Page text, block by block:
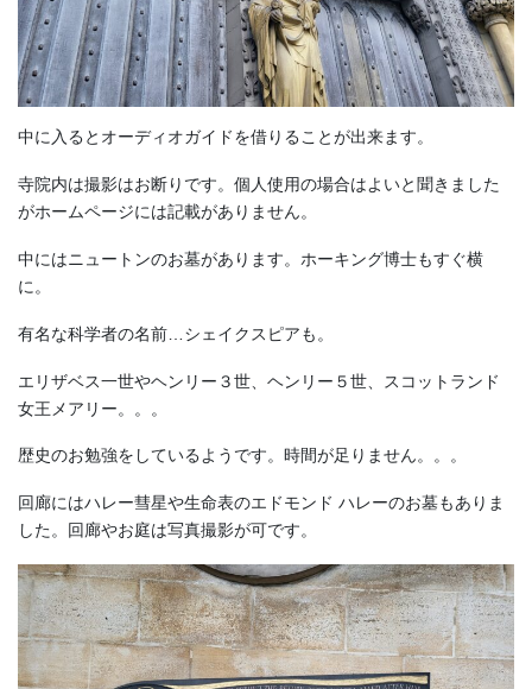
中に入るとオーディオガイドを借りることが出来ます。
寺院内は撮影はお断りです。個人使用の場合はよいと聞きました
がホームページには記載がありません。
中にはニュートンのお墓があります。ホーキング博士もすぐ横
に。
有名な科学者の名前…シェイクスピアも。
エリザベス一世やヘンリー３世、ヘンリー５世、スコットランド
女王メアリー。。。
歴史のお勉強をしているようです。時間が足りません。。。
回廊にはハレー彗星や生命表のエドモンド ハレーのお墓もありま
した。回廊やお庭は写真撮影が可です。